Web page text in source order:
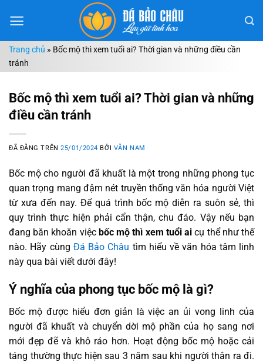
đến
dungTrang chủ » Bốc mộ thì xem tuổi ai? Thời gian và những điều cần
tránh
Bốc mộ thì xem tuổi ai? Thời gian và những
điều cần tránh
ĐÃ ĐĂNG TRÊN25/01/2024 BỞI VĂN NAM
Bốc mộ cho người đã khuất là một trong những phong tục
quan trọng mang đậm nét truyền thống văn hóa người Việt
từ xưa đến nay. Để quá trình bốc mộ diễn ra suôn sẻ, thì
quy trình thực hiện phải cẩn thận, chu đáo. Vậy nếu bạn
đang băn khoăn việc bốc mộ thì xem tuổi ai cụ thể như thế
nào. Hãy cùng Đá Bảo Châu tìm hiểu về văn hóa tâm linh
này qua bài viết dưới đây!
Ý nghĩa của phong tục bốc mộ là gì?
Bốc mộ được hiểu đơn giản là việc an ủi vong linh của
người đã khuất và chuyển dời mộ phần của họ sang nơi
mới đẹp đẽ và khô ráo hơn. Hoạt động bốc mộ hoặc cải
táng thường thực hiện sau 3 năm sau khi người thân ra đi.